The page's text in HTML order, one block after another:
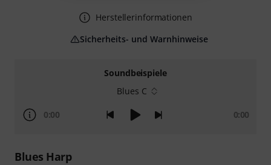
Soundbeispiele
Blues C
0:00 0:00
Blues Harp
Herstellerinformationen
Sicherheits- und Warnhinweise